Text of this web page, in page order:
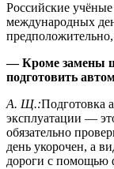
Российские
международных
— Кроме замены
подготовить
А. Щ.:Подготовка
эксплуатации —
обязательно
день укорочен, а
дороги с помощью